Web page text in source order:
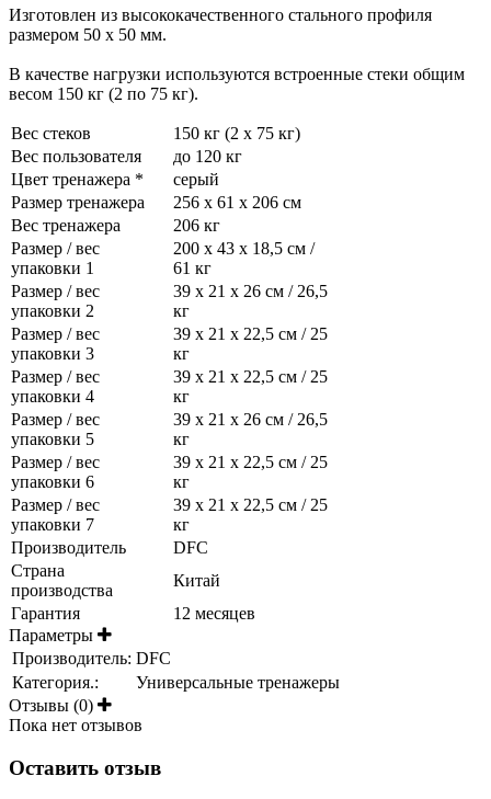
Изготовлен из высококачественного стального профиля
размером 50 х 50 мм.
В качестве нагрузки используются встроенные стеки общим
весом 150 кг (2 по 75 кг).
Вес стеков
150 кг (2 х 75 кг)
Вес пользователя
до 120 кг
Цвет тренажера *
серый
Размер тренажера
256 х 61 х 206 см
Вес тренажера
206 кг
Размер / вес
упаковки 1
200 х 43 х 18,5 см /
61 кг
Размер / вес
упаковки 2
39 х 21 х 26 см / 26,5
кг
Размер / вес
упаковки 3
39 х 21 х 22,5 см / 25
кг
Размер / вес
упаковки 4
39 х 21 х 22,5 см / 25
кг
Размер / вес
упаковки 5
39 х 21 х 26 см / 26,5
кг
Размер / вес
упаковки 6
39 х 21 х 22,5 см / 25
кг
Размер / вес
упаковки 7
39 х 21 х 22,5 см / 25
кг
Производитель
DFC
Страна
производства
Китай
Гарантия
12 месяцев
Параметры
Производитель: DFC
Категория.:
Универсальные тренажеры
Отзывы (0)
Пока нет отзывов
Оставить отзыв